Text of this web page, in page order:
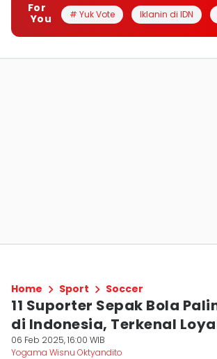
For
You
# Yuk Vote Iklanin di IDN
Home Sport Soccer
11 Suporter Sepak Bola
di Indonesia, Terkenal
06 Feb 2025, 16:00 WIB
Yogama Wisnu Oktyandito